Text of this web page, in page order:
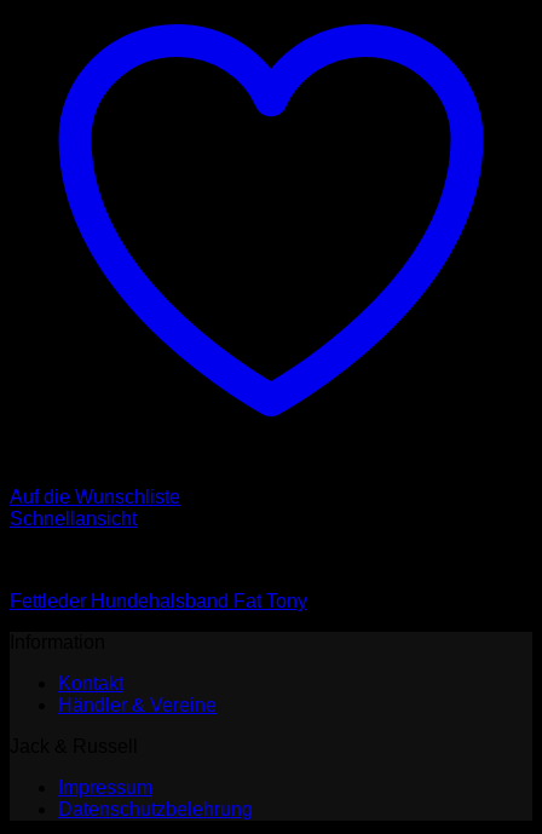
Auf die Wunschliste
Schnellansicht
Fettleder Hundehalsband Fat Tony
Kontakt
Händler & Vereine
Impressum
Datenschutzbelehrung